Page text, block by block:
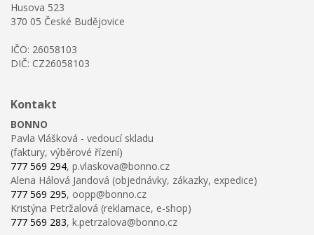
Husova 523
370 05 České Budějovice
IČO: 26058103
DIČ: CZ26058103
Kontakt
BONNO
Pavla Vlášková - vedoucí skladu
(faktury, výběrové řízení)
777 569 294, p.vlaskova@bonno.cz
Alena Hálová Jandová (objednávky, zákazky, expedice)
777 569 295, oopp@bonno.cz
Kristýna Petržalová (reklamace, e-shop)
777 569 283, k.petrzalova@bonno.cz